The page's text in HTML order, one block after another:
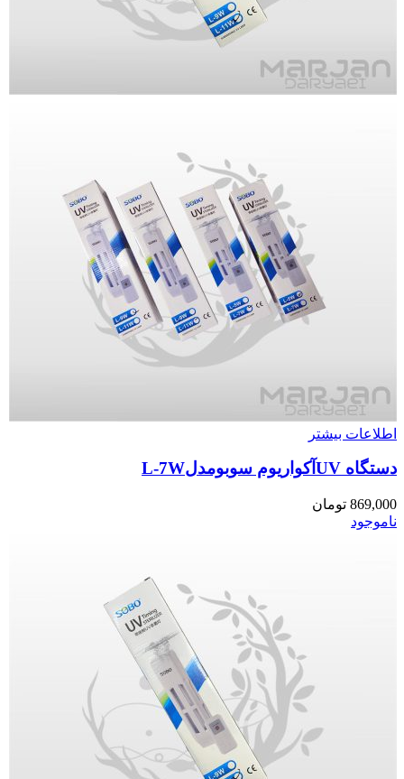
اطلاعات بیشتر
دستگاه UVآکواریوم سوبومدلL-7W
869,000 تومان
ناموجود